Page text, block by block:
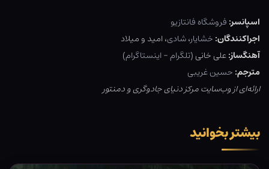
اسپانسر: فروشگاه فانتازیو
اجراکنندگان: خشایار،شادی، امید و میلاد
آهنگساز:علی خانی (تلگرام–اینستاگرام)
مترجم: حسین غریبی
ارائه‌ای از وب‌سایت مرکز دنیای جادوگری و دمنتور
بیشتر بخوانید